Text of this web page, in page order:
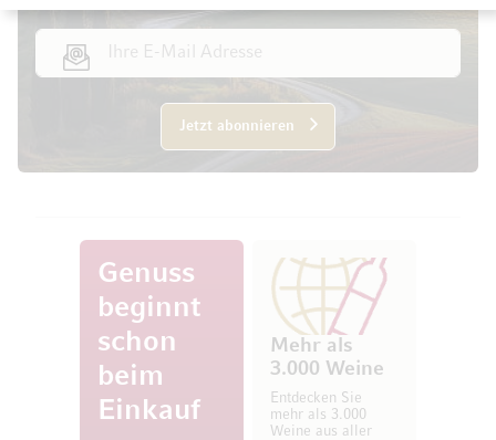
Jetzt abonnieren
Genuss
beginnt
schon
beim
Einkauf
Mehr als
3.000 Weine
Entdecken Sie
mehr als 3.000
Weine aus aller